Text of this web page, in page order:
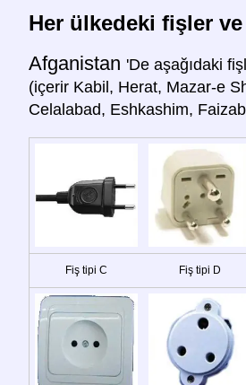
Her ülkedeki fişler
Afganistan 'De aşağıdaki
(içerir Kabil, Herat, Mazar-e
Celalabad, Eshkashim,
Fiş tipi C Fiş tipi D